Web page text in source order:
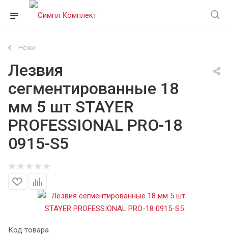
Ножи
Лезвия
сегментированные 18
мм 5 шт STAYER
PROFESSIONAL PRO-18
0915-S5
Код товара